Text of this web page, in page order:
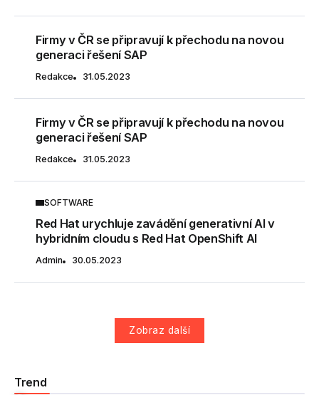
Trend
Firmy v ČR se připravují k přechodu na novou
generaci řešení SAP
Redakce 31.05.2023
Firmy v ČR se připravují k přechodu na novou
generaci řešení SAP
Redakce 31.05.2023
SOFTWARE
Red Hat urychluje zavádění generativní AI v
hybridním cloudu s Red Hat OpenShift AI
Admin 30.05.2023
Zobraz další